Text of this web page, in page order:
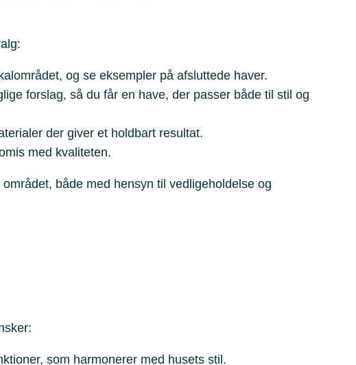
og se eksempler på afsluttede haver.
forslag, så du får en have, der passer både til stil og
der giver et holdbart resultat.
med kvaliteten.
både med hensyn til vedligeholdelse og
som harmonerer med husets stil.